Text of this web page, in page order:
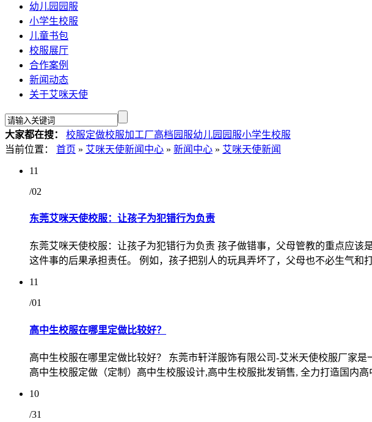
幼儿园园服
小学生校服
儿童书包
校服展厅
合作案例
新闻动态
关于艾咪天使
大家都在搜： 校服定做校服加工厂高档园服幼儿园园服小学生校服
当前位置：
首页 » 艾咪天使新闻中心 » 新闻中心 » 艾咪天使新闻
11
/02
东莞艾咪天使校服：让孩子为犯错行为负责
东莞艾咪天使校服：让孩子为犯错行为负责 孩子做错事，父母管教的重点应
这件事的后果承担责任。 例如，孩子把别人的玩具弄坏了，父母也不必生气
11
/01
高中生校服在哪里定做比较好？
高中生校服在哪里定做比较好？ 东莞市轩洋服饰有限公司-艾米天使校服厂家
高中生校服定做（定制）高中生校服设计,高中生校服批发销售, 全力打造国内
10
/31